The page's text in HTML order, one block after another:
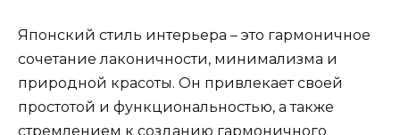
Японский стиль интерьера – это гармоничное
сочетание лаконичности, минимализма и
природной красоты. Он привлекает своей
простотой и функциональностью, а также
стремлением к созданию гармоничного